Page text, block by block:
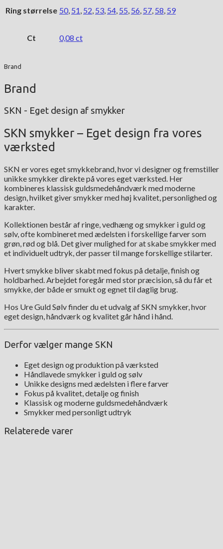
Ring størrelse 50, 51, 52, 53, 54, 55, 56, 57, 58, 59
Ct 0,08 ct
Brand
Brand
SKN - Eget design af smykker
SKN smykker – Eget design fra vores
værksted
SKN er vores eget smykkebrand, hvor vi designer og fremstiller
unikke smykker direkte på vores eget værksted. Her
kombineres klassisk guldsmedehåndværk med moderne
design, hvilket giver smykker med høj kvalitet, personlighed og
karakter.
Kollektionen består af ringe, vedhæng og smykker i guld og
sølv, ofte kombineret med ædelsten i forskellige farver som
grøn, rød og blå. Det giver mulighed for at skabe smykker med
et individuelt udtryk, der passer til mange forskellige stilarter.
Hvert smykke bliver skabt med fokus på detalje, finish og
holdbarhed. Arbejdet foregår med stor præcision, så du får et
smykke, der både er smukt og egnet til daglig brug.
Hos Ure Guld Sølv finder du et udvalg af SKN smykker, hvor
eget design, håndværk og kvalitet går hånd i hånd.
Derfor vælger mange SKN
Eget design og produktion på værksted
Håndlavede smykker i guld og sølv
Unikke designs med ædelsten i flere farver
Fokus på kvalitet, detalje og finish
Klassisk og moderne guldsmedehåndværk
Smykker med personligt udtryk
Relaterede varer